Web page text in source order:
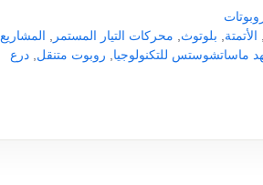
الأتمتة بلوتوث محركات التيار المستمر
المشاريع
ماساتشوستس للتكنولوجيا روبوت متنقل درع